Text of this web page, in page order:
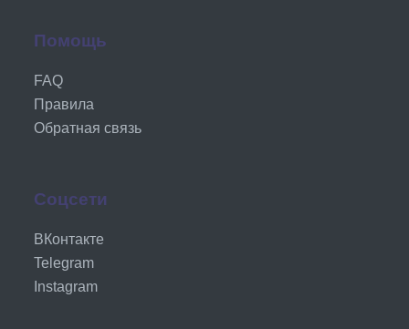
Помощь
FAQ
Правила
Обратная связь
Соцсети
ВКонтакте
Telegram
Instagram